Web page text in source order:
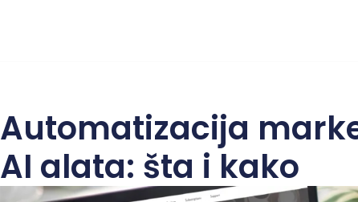
Automatizacija
AI alata: šta i kako